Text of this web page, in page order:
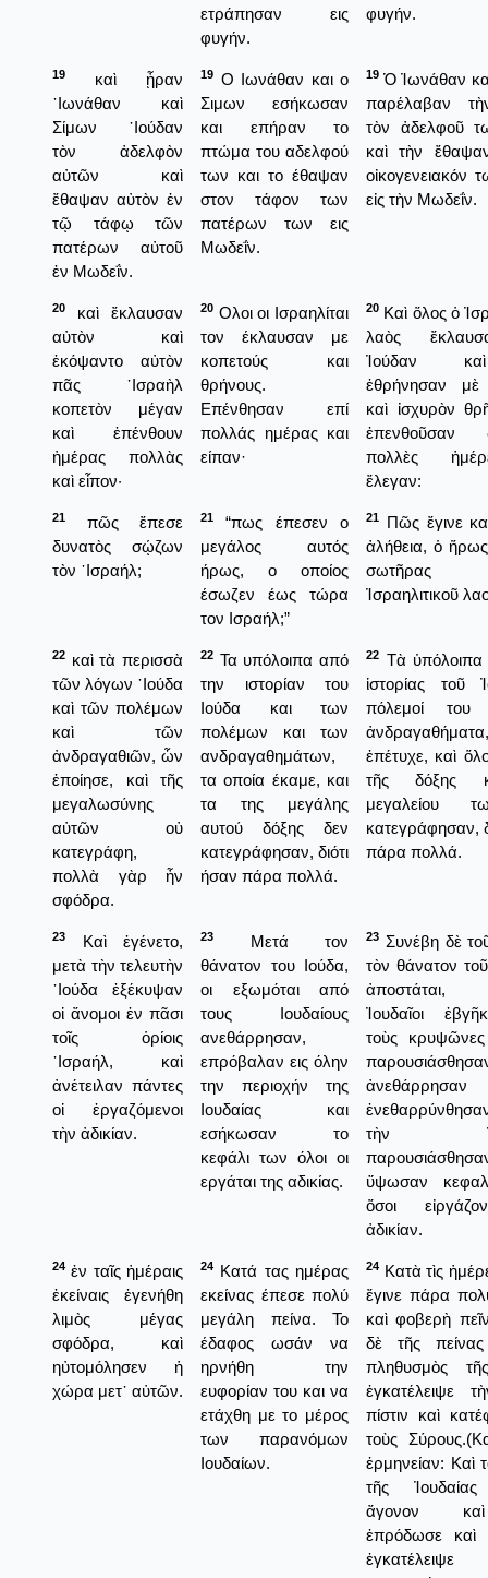
ετράπησαν εις
φυγήν.
φυγήν.
19
καὶ ᾖραν
᾿Ιωνάθαν καὶ
Σίμων ᾿Ιούδαν
τὸν ἀδελφὸν
αὐτῶν καὶ
ἔθαψαν αὐτὸν ἐν
τῷ τάφῳ τῶν
πατέρων αὐτοῦ
ἐν Μωδεΐν.
19 Ο Ιωνάθαν και ο
Σιμων εσήκωσαν
και επήραν το
πτώμα του αδελφού
των και το έθαψαν
στον τάφον των
πατέρων των εις
Μωδεΐν.
19 Ὁ Ἰωνάθαν
παρέλαβαν
τὸν ἀδελφοῦ
καὶ τὴν
οἰκογενειακόν
εἰς τὴν Μωδεΐν.
20
καὶ ἔκλαυσαν
αὐτὸν καὶ
ἐκόψαντο αὐτὸν
πᾶς ᾿Ισραὴλ
κοπετὸν μέγαν
καὶ ἐπένθουν
ἡμέρας πολλὰς
καὶ εἶπον·
20 Ολοι οι Ισραηλίται
τον έκλαυσαν με
κοπετούς και
θρήνους.
Επένθησαν επί
πολλάς ημέρας και
είπαν·
20 Καὶ ὅλος ὁ
λαὸς
Ἰούδαν
ἐθρήνησαν μὲ
καὶ ἰσχυρὸν
πολλὲς
ἔλεγαν:
21
πῶς ἔπεσε
δυνατὸς σῴζων
τὸν ᾿Ισραήλ;
21
“πως έπεσεν ο
μεγάλος αυτός
ήρως, ο οποίος
έσωζεν έως τώρα
τον Ισραήλ;”
21
Πῶς ἔγινε
ἀλήθεια, ὁ
Ἰσραηλιτικοῦ
22 καὶ τὰ περισσὰ
τῶν λόγων ᾿Ιούδα
καὶ τῶν πολέμων
καὶ τῶν
ἀνδραγαθιῶν, ὧν
ἐποίησε, καὶ τῆς
μεγαλωσύνης
αὐτῶν οὐ
κατεγράφη,
πολλὰ γὰρ ἦν
σφόδρα.
22 Τα υπόλοιπα από
την ιστορίαν του
Ιούδα και των
πολέμων και των
ανδραγαθημάτων,
τα οποία έκαμε, και
τα της μεγάλης
αυτού δόξης δεν
κατεγράφησαν, διότι
ήσαν πάρα πολλά.
22 Τὰ ὑπόλοιπα
ἱστορίας τοῦ
πόλεμοί
ἐπέτυχε, καὶ
τῆς δόξης
μεγαλείου
κατεγράφησαν,
πάρα πολλά.
23
Καὶ ἐγένετο,
μετὰ τὴν τελευτὴν
᾿Ιούδα ἐξέκυψαν
οἱ ἄνομοι ἐν πᾶσι
τοῖς ὁρίοις
᾿Ισραήλ, καὶ
ἀνέτειλαν πάντες
οἱ ἐργαζόμενοι
τὴν ἀδικίαν.
23
Μετά τον
θάνατον του Ιούδα,
οι εξωμόται από
τους Ιουδαίους
ανεθάρρησαν,
επρόβαλαν εις όλην
την περιοχήν της
Ιουδαίας και
εσήκωσαν το
κεφάλι των όλοι οι
εργάται της αδικίας.
23 Συνέβη δὲ
τὸν θάνατον
ἀποστάται,
Ἰουδαῖοι
τοὺς
τὴν
ὕψωσαν
ὅσοι
ἀδικίαν.
24 ἐν ταῖς ἡμέραις
ἐκείναις ἐγενήθη
λιμὸς μέγας
σφόδρα, καὶ
ηὐτομόλησεν ἡ
χώρα μετ᾿ αὐτῶν.
24 Κατά τας ημέρας
εκείνας έπεσε πολύ
μεγάλη πείνα. Το
έδαφος ωσάν να
ηρνήθη την
ευφορίαν του και να
ετάχθη με το μέρος
των παρανόμων
Ιουδαίων.
24 Κατὰ τὶς
ἔγινε πάρα
καὶ φοβερὴ
δὲ τῆς
πληθυσμὸς
ἐγκατέλειψε
πίστιν καὶ
τοὺς
ἑρμηνείαν: Καὶ
τῆς Ἰουδαίας
ἄγονον
ἐπρόδωσε καὶ
ἐγκατέλειψε